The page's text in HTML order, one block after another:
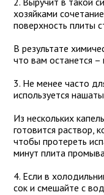
хозяйками
поверхность плиты
В результате
что вам останется –
3. Не менее часто
используется
Из нескольких
готовится раствор,
чтобы протереть
минут плита
4. Если в
сок и смешайте с